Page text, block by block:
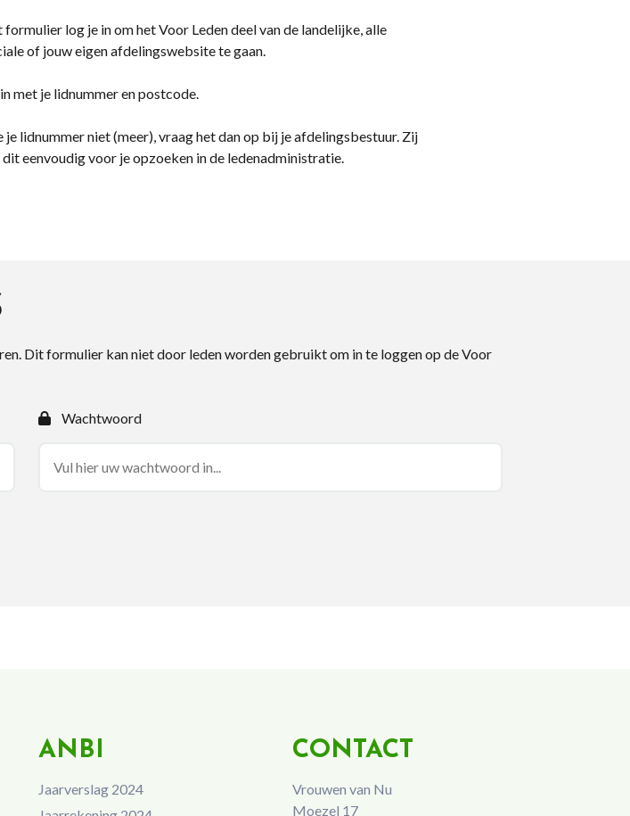
log je in om het Voor Leden deel van de landelijke, alle
of jouw eigen afdelingswebsite te gaan.
met je lidnummer en postcode.
je lidnummer niet (meer), vraag het dan op bij je afdelingsbestuur. Zij
dit eenvoudig voor je opzoeken in de ledenadministratie.
Dit formulier kan niet door leden worden gebruikt om in te loggen op de Voor
Wachtwoord
ANBI
Jaarverslag 2024
CONTACT
Vrouwen van Nu
Moezel 17